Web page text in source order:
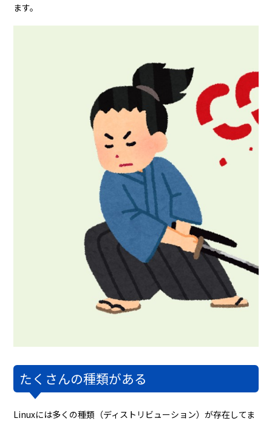
ます。
たくさんの種類がある
Linuxには多くの種類（ディストリビューション）が存在してま